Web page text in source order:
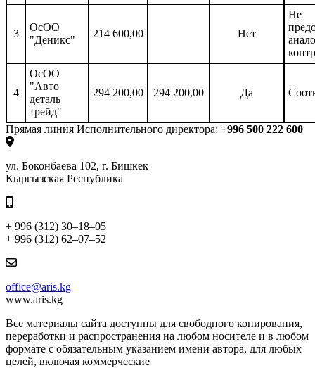
3
ОсОО
"Деникс"
214 600,00 Нет
Не
4
ОсОО
"Авто
деталь
трейд"
294 200,00 294 200,00 Да
Прямая линия Исполнительного директора: +996 500 222 600
ул. Боконбаева 102, г. Бишкек
Кыргызская Республика
+ 996 (312) 30–18–05
+ 996 (312) 62–07–52
office@aris.kg
www.aris.kg
Все материалы сайта доступны для свободного копирования,
переработки и распространения на любом носителе и в любом
формате с обязательным указанием имени автора, для любых
целей, включая коммерческие